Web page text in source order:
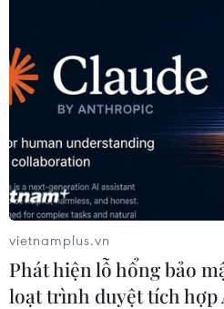
TIN LIÊN QUAN
vietnamplus.vn
Phát hiện lỗ hổng bảo
loạt trình duyệt tích hợp